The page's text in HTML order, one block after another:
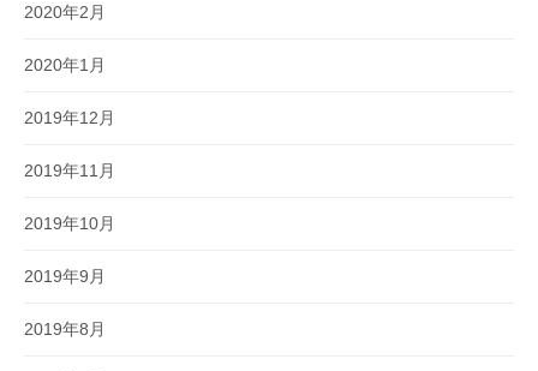
2020年2月
2020年1月
2019年12月
2019年11月
2019年10月
2019年9月
2019年8月